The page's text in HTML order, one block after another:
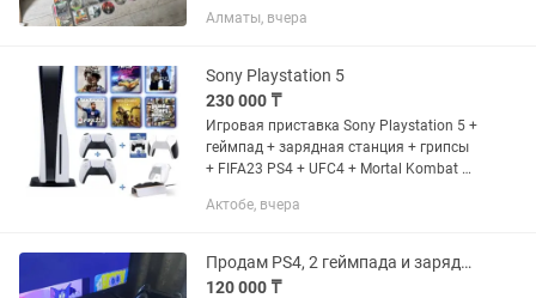
плейстейшен playstation 3: 45000тг
Алматы, вчера
Sony Playstation 5
230 000 ₸
Игровая приставка Sony Playstation 5 +
геймпад + зарядная станция + грипсы
+ FIFA23 PS4 + UFC4 + Mortal Kombat 11
Need for speed Heat
Актобе, вчера
Продам PS4, 2 геймпада и зарядка к ним в подарок
120 000 ₸